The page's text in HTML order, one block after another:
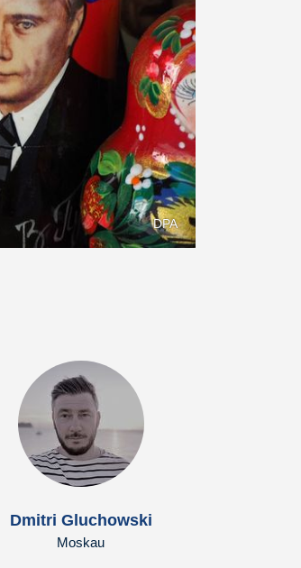
DPA
Dmitri Gluchowski
Moskau